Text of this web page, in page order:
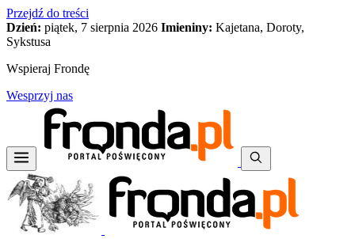
Przejdź do treści
Dzień: piątek, 7 sierpnia 2026 Imieniny: Kajetana, Doroty,
Sykstusa
Wspieraj Frondę
Wesprzyj nas